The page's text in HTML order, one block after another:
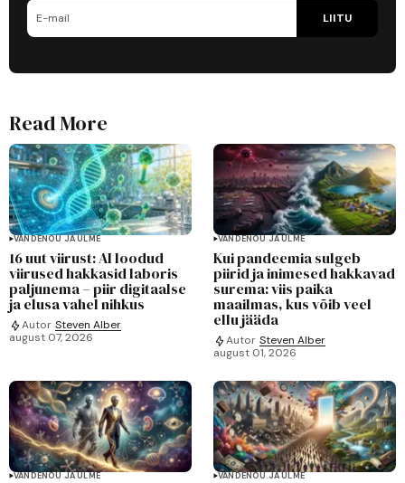
LIITU
Read More
VANDENÕU JA ULME
16 uut viirust: AI loodud
viirused hakkasid laboris
paljunema – piir digitaalse
ja elusa vahel nihkus
Autor Steven Alber
august 07, 2026
VANDENÕU JA ULME
Kui pandeemia sulgeb
piirid ja inimesed hakkavad
surema: viis paika
maailmas, kus võib veel
ellu jääda
Autor Steven Alber
august 01, 2026
VANDENÕU JA ULME VANDENÕU JA ULME